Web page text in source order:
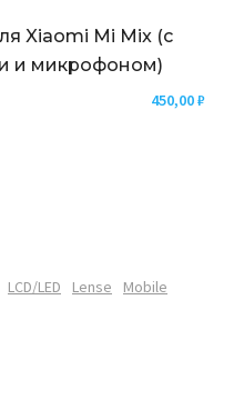
Xiaomi Mi Mix (с
и микрофоном)
450,00₽
LCD/LED Lense
Mobile